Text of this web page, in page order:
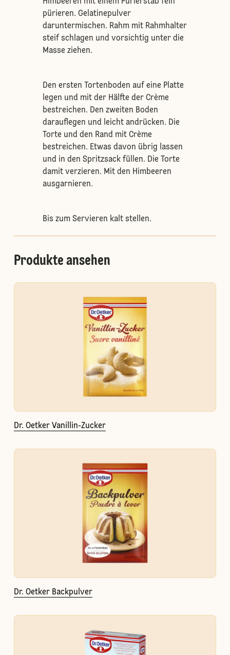
pürieren. Gelatinepulver
daruntermischen. Rahm mit Rahmhalter
steif schlagen und vorsichtig unter die
Masse ziehen.
Den ersten Tortenboden auf eine Platte
legen und mit der Hälfte der Crème
bestreichen. Den zweiten Boden
darauflegen und leicht andrücken. Die
Torte und den Rand mit Crème
bestreichen. Etwas davon übrig lassen
und in den Spritzsack füllen. Die Torte
damit verzieren. Mit den Himbeeren
ausgarnieren.
Bis zum Servieren kalt stellen.
Produkte ansehen
Dr. Oetker Vanillin-Zucker
Dr. Oetker Backpulver